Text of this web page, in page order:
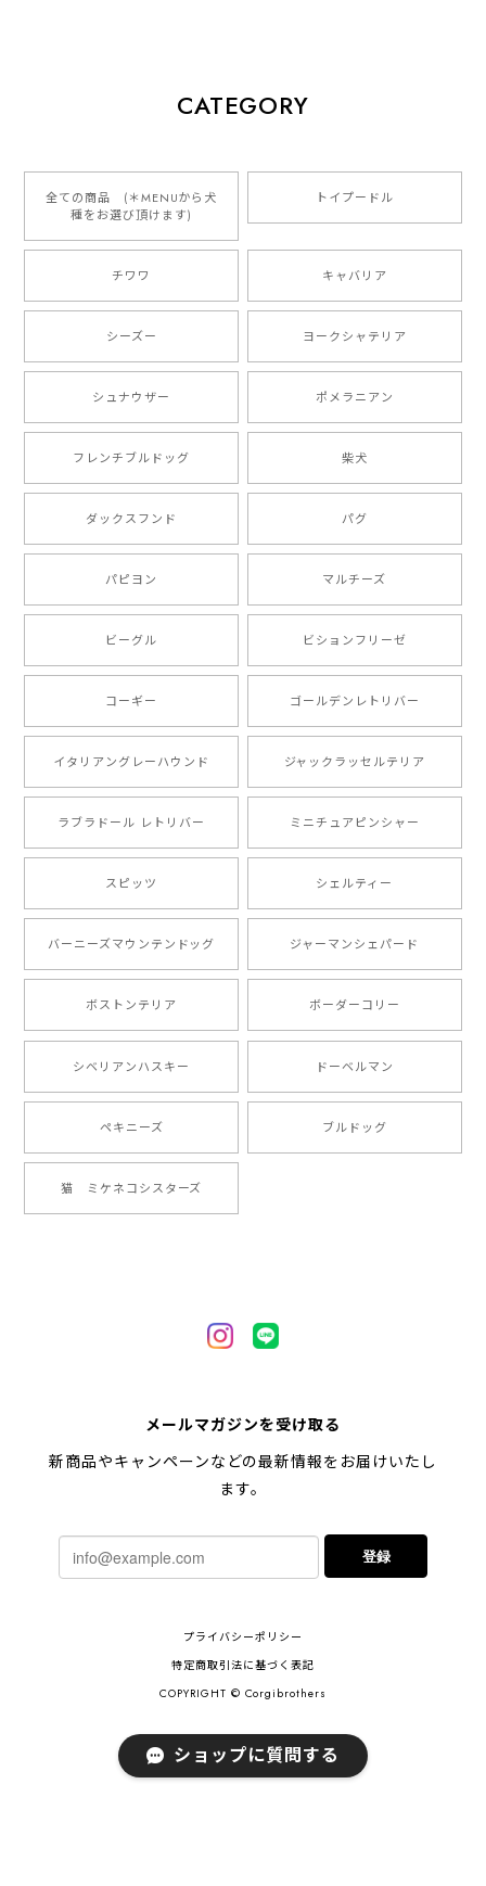
2026/01/16
とっても可愛くて、わんちゃんの名前や電話番号も分か
りやすくて最高です！ ありがとうございました❁⃘*.ﾟ
ご縁がありましたら、またよろしくお願いいたします。
【 自然に囲まれた ダックスフンド 】 キャニスター 保存容器 お家用 プレゼント 犬 ペット うちの子 犬グッズ
【 ボーダーコリー 水彩画風 毛色4色 】 手帳 スマホケース 犬 うちの子 iPhone & Android
ったです。 ご連絡が取りづらい点だけ少し不安になり
ましたが、商品の素敵さでチャラです。 本当に可愛
い。ありがとうございます。
2024/10/28
注文受領連絡が無かったのでハラハラしましたが… 可
愛い商品が届きました！大満足です♪
【 自然に囲まれた ポメラニアン 】マグカップ 犬 ペット うちの子 犬グッズ ギフト プレゼント 母の日
りまして、元気な時の顔がそっくりだったので、注文し
ました。ありがとうございました。
2024/05/22
2024/05/04
2024/05/04
【 柴犬 毛色3色】マグカップ お家用 プレゼント コーギーブラザーズ 犬 うちの子
2024/02/10
した！とても早い対応でありがとうございました。 プ
レゼント用だったけど自分用にも買いたいと思います。
ありがとうございました！！！
CATEGORY
全ての商品 (＊MENUから犬
種をお選び頂けます)
トイプードル
チワワ キャバリア
シーズー ヨークシャテリア
シュナウザー ポメラニアン
フレンチブルドッグ 柴犬
ダックスフンド パグ
パピヨン マルチーズ
ビーグル ビションフリーゼ
コーギー ゴールデンレトリバー
イタリアングレーハウンド ジャックラッセルテリア
ラブラドール レトリバー ミニチュアピンシャー
スピッツ シェルティー
バーニーズマウンテンドッグ ジャーマンシェパード
ボストンテリア ボーダーコリー
シベリアンハスキー ドーベルマン
ペキニーズ ブルドッグ
猫 ミケネコシスターズ
メールマガジンを受け取る
新商品やキャンペーンなどの最新情報をお届けいたし
ます。
登録
プライバシーポリシー
特定商取引法に基づく表記
COPYRIGHT © Corgibrothers
ショップに質問する